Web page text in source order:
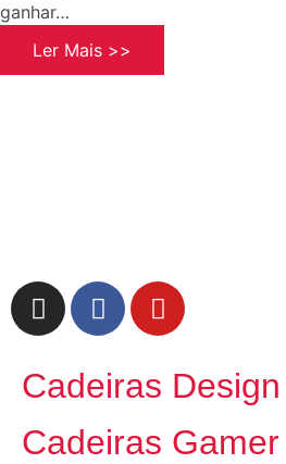
ganhar…
Ler Mais >>
Cadeiras Design
Cadeiras Gamer